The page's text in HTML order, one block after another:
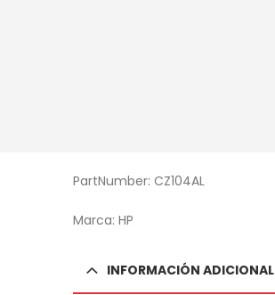
PartNumber: CZ104AL
Marca: HP
INFORMACIÓN ADICIONAL